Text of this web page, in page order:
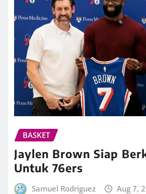
BASKET
Jaylen Brown Siap
Untuk 76ers
Samuel Rodriguez Aug 7,